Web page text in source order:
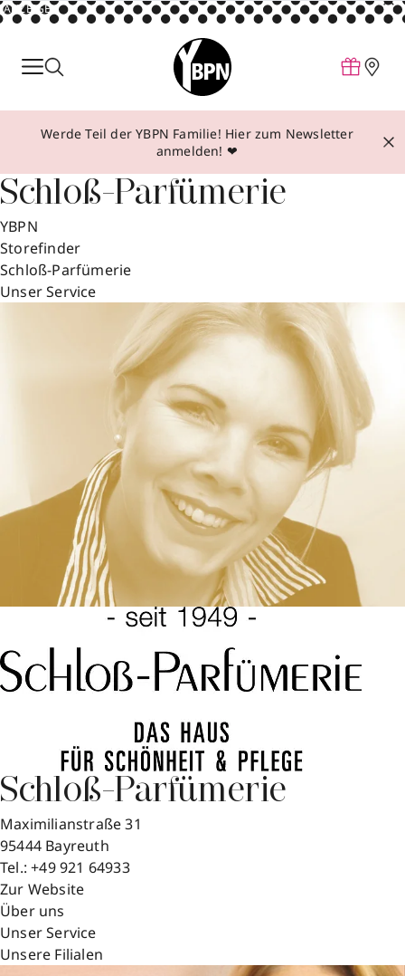
ANZEIGE
Parfum
Make-up
Behandlungen
Inspiration
Über YBPN
Aktionen
Storefinder
Werde Teil der YBPN Familie! Hier zum Newsletter
anmelden! ❤
Schloß-Parfümerie
YBPN
Storefinder
Schloß-Parfümerie
Unser Service
Schloß-Parfümerie
Maximilianstraße 31
95444 Bayreuth
Tel.:+49 921 64933
Zur Website
Über uns
Unser Service
Unsere Filialen